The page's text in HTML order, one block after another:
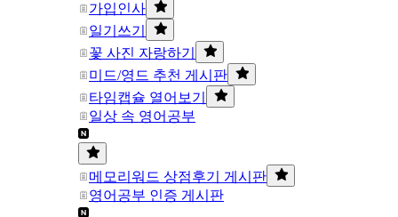
가입인사
일기쓰기
꽃 사진 자랑하기
미드/영드 추천 게시판
타임캡슐 열어보기
일상 속 영어공부
메모리워드 상점후기 게시판
영어공부 인증 게시판